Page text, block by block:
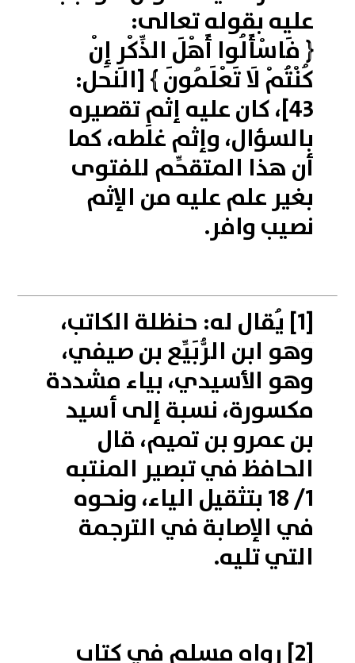
عليه بقوله تعالى:
﴿ فَاسْأَلُوا أَهْلَ الذِّكْرِ إِنْ
كُنْتُمْ لَا تَعْلَمُونَ ﴾ [النحل:
43]، كان عليه إثم تقصيره
بالسؤال، وإثم غلَطه، كما
أن هذا المتقحِّم للفتوى
بغير علم عليه من الإثم
نصيب وافر.
[1] يُقال له: حنظلة الكاتب،
وهو ابن الرُّبَيِّع بن صيفي،
وهو الأسيدي، بياء مشددة
مكسورة، نسبة إلى أسيد
بن عمرو بن تميم، قال
الحافظ في تبصير المنتبه
1/ 18 بتثقيل الياء، ونحوه
في الإصابة في الترجمة
التي تليه.
[2] رواه مسلم في كتاب